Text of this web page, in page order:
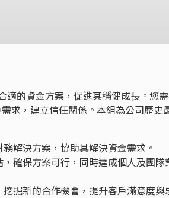
適的資金方案，促進其穩健成長。您
求，建立信任關係。本組為公司歷史
解決方案，協助其解決資金需求。
確保方案可行，同時達成個人及團隊
掘新的合作機會，提升客戶滿意度與